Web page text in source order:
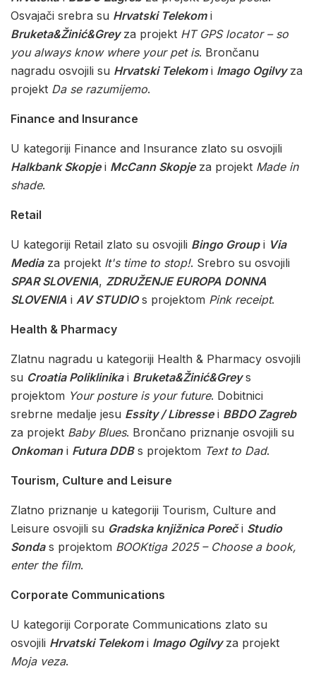
Osvajači srebra su Hrvatski Telekomi
Bruketa&Žinić&Greyza projekt HT GPS locator – so
you always know where your pet is. Brončanu
nagradu osvojili su Hrvatski Telekomi Imago Ogilvyza
projekt Da se razumijemo.
Finance and Insurance
U kategoriji Finance and Insurance zlato su osvojili
Halkbank Skopjei McCann Skopjeza projekt Made in
shade.
Retail
U kategoriji Retail zlato su osvojili Bingo Groupi Via
Mediaza projekt It's time to stop!. Srebro su osvojili
SPAR SLOVENIA, ZDRUŽENJE EUROPA DONNA
SLOVENIA i AV STUDIOs projektom Pink receipt.
Health & Pharmacy
Zlatnu nagradu u kategoriji Health & Pharmacy osvojili
su Croatia Poliklinikai Bruketa&Žinić&Greys
projektom Your posture is your future. Dobitnici
srebrne medalje jesu Essity / Libressei BBDO Zagreb
za projekt Baby Blues. Brončano priznanje osvojili su
Onkomani Futura DDBs projektom Text to Dad.
Tourism, Culture and Leisure
Zlatno priznanje u kategoriji Tourism, Culture and
Leisure osvojili su Gradska knjižnica Poreči Studio
Sondas projektom BOOKtiga 2025 – Choose a book,
enter the film.
Corporate Communications
U kategoriji Corporate Communications zlato su
osvojili Hrvatski Telekomi Imago Ogilvyza projekt
Moja veza.